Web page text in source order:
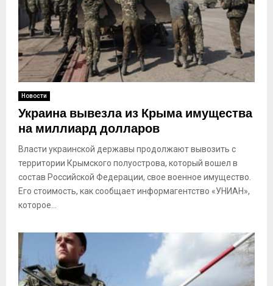
Новости
Украина вывезла из Крыма имущества
на миллиард долларов
Власти украинской державы продолжают вывозить с
территории Крымского полуострова, который вошел в
состав Российской Федерации, свое военное имущество.
Его стоимость, как сообщает информагентство «УНИАН»,
которое...